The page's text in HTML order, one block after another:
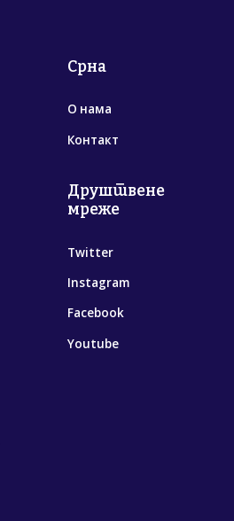
Срна
О нама
Контакт
Друштвене
мреже
Twitter
Instagram
Facebook
Youtube